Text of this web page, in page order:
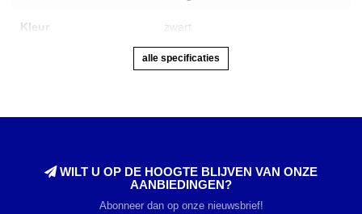
Kleur zwart
alle specificaties
WILT U OP DE HOOGTE BLIJVEN VAN ONZE
AANBIEDINGEN?
Abonneer dan op onze nieuwsbrief!